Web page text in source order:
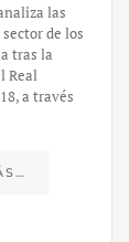
las
de los
tras la
Real
a través